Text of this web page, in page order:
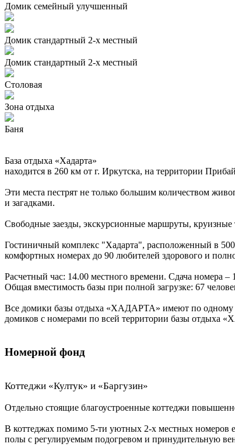
Домик семейный улучшенный
Домик стандартный 2-х местный
Домик стандартный 2-х местный
Столовая
Зона отдыха
Баня
База отдыха «Хадарта»
находится в 260 км от г. Иркутска, на территории
Эти места пестрят не только большим количеством
и загадками.
Свободные заезды, экскурсионные маршруты, круизные
Гостиничный комплекс "Хадарта", расположенный в
комфортных номерах до 90 любителей здорового и
Расчетный час: 14.00 местного времени. Сдача номера –
Общая вместимость базы при полной загрузке: 67
Все домики базы отдыха «ХАДАРТА» имеют по одному
домиков с номерами по всей территории базы отдыха
Номерной фонд
Коттеджи «Култук» и «Баргузин»
Отдельно стоящие благоустроенные коттеджи
В коттеджах помимо 5-ти уютных 2-х местных номеров
полы с регулируемым подогревом и принудительную